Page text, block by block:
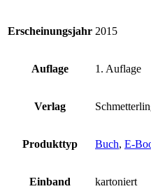
Erscheinungsjahr 2015
Auflage 1. Auflage
Verlag
Produkttyp Buch, E-
Einband kartoniert